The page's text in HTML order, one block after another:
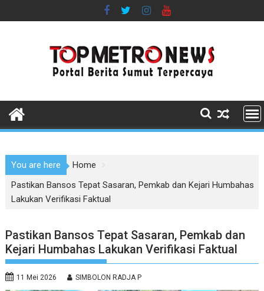
to
You are here
Home
Pastikan Bansos Tepat Sasaran, Pemkab dan Kejari Humbahas
Lakukan Verifikasi Faktual
Pastikan Bansos Tepat Sasaran, Pemkab dan
Kejari Humbahas Lakukan Verifikasi Faktual
11 Mei 2026 SIMBOLON RADJA P